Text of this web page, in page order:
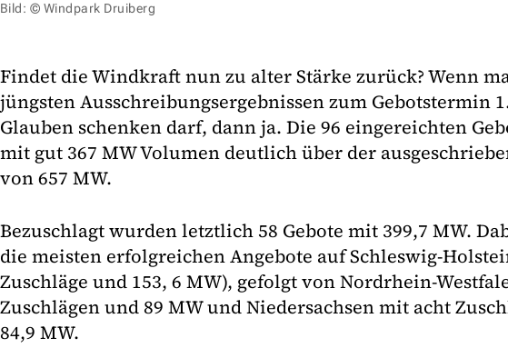
Bild: © Windpark Druiberg
Findet die Windkraft nun zu alter Stärke zurück? Wenn
jüngsten Ausschreibungsergebnissen zum Gebotstermin
Glauben schenken darf, dann ja. Die 96 eingereichten
mit gut 367 MW Volumen deutlich über der
von 657 MW.
Bezuschlagt wurden letztlich 58 Gebote mit 399,7 MW.
die meisten erfolgreichen Angebote auf Schleswig-
Zuschläge und 153, 6 MW), gefolgt von Nordrhein-
Zuschlägen und 89 MW und Niedersachsen mit acht
84,9 MW.